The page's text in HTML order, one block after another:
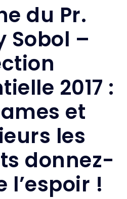
du Pr.
Sobol –
2017 :
et
les
donnez-
l’espoir !